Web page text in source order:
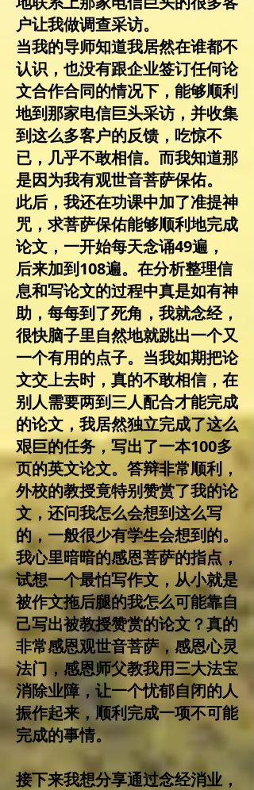
户让我做调查采访。
当我的导师知道我居然在谁都不
认识，也没有跟企业签订任何论
文合作合同的情况下，能够顺利
地到那家电信巨头采访，并收集
到这么多客户的反馈，吃惊不
已，几乎不敢相信。而我知道那
是因为我有观世音菩萨保佑。
此后，我还在功课中加了准提神
咒，求菩萨保佑能够顺利地完成
论文，一开始每天念诵49遍，
后来加到108遍。在分析整理信
息和写论文的过程中真是如有神
助，每每到了死角，我就念经，
很快脑子里自然地就跳出一个又
一个有用的点子。当我如期把论
文交上去时，真的不敢相信，在
别人需要两到三人配合才能完成
的论文，我居然独立完成了这么
艰巨的任务，写出了一本100多
页的英文论文。答辩非常顺利，
外校的教授竟特别赞赏了我的论
文，还问我怎么会想到这么写
的，一般很少有学生会想到的。
我心里暗暗的感恩菩萨的指点，
试想一个最怕写作文，从小就是
被作文拖后腿的我怎么可能靠自
己写出被教授赞赏的论文？真的
非常感恩观世音菩萨，感恩心灵
法门，感恩师父教我用三大法宝
消除业障，让一个忧郁自闭的人
振作起来，顺利完成一项不可能
完成的事情。
接下来我想分享通过念经消业，